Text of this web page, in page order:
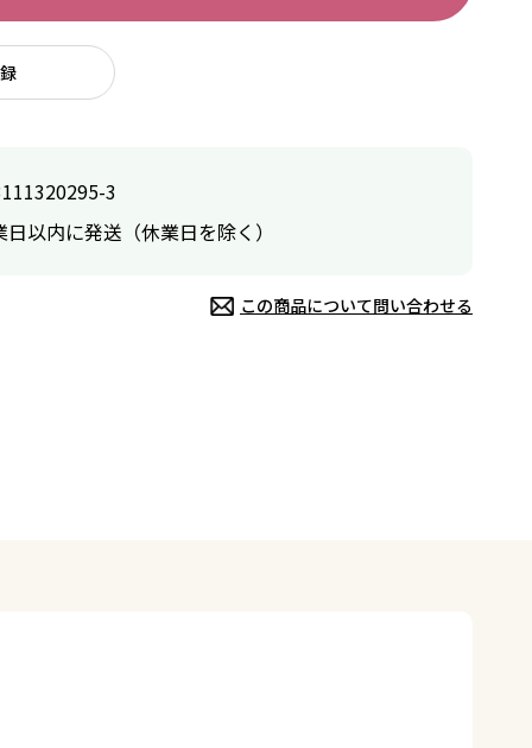
3
日以内に発送（休業日を除く）
この商品について問い合わせる